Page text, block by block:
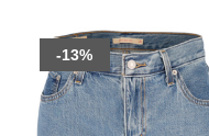
-13%